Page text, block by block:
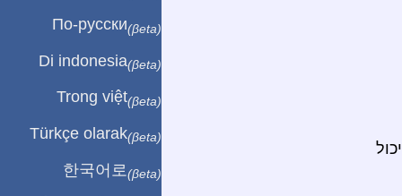
По-русски(βeta)
Di indonesia(βeta)
Trong việt(βeta)
Türkçe olarak(βeta)
한국어로 (βeta)